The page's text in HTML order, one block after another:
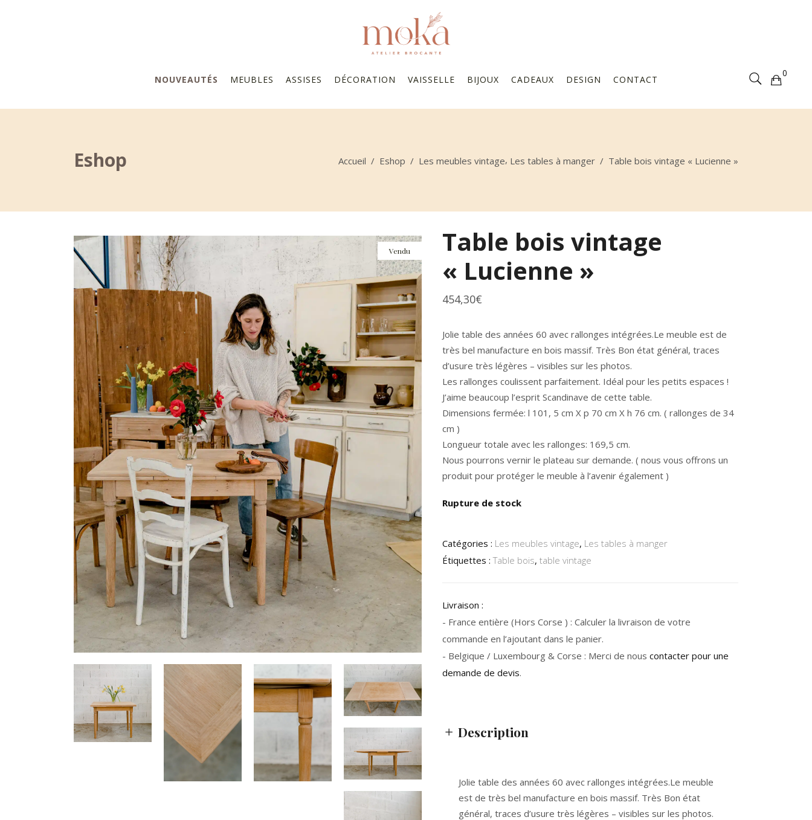
NOUVEAUTÉS MEUBLES ASSISES DÉCORATION VAISSELLE BIJOUX CADEAUX DESIGN CONTACT
0
Votre sélection est vide
Eshop Accueil / Eshop / Les meubles vintage, Les tables à manger / Table bois vintage « Lucienne »
Vendu
Table bois vintage
« Lucienne »
454,30€
Jolie table des années 60 avec rallonges intégrées.Le meuble est de
très bel manufacture en bois massif. Très Bon état général, traces
d’usure très légères – visibles sur les photos.
Les rallonges coulissent parfaitement. Idéal pour les petits espaces !
J’aime beaucoup l’esprit Scandinave de cette table.
Dimensions fermée: l 101, 5 cm X p 70 cm X h 76 cm. ( rallonges de 34
cm )
Longueur totale avec les rallonges: 169,5 cm.
Nous pourrons vernir le plateau sur demande. ( nous vous offrons un
produit pour protéger le meuble à l’avenir également )
Rupture de stock
Catégories : Les meubles vintage, Les tables à manger
Étiquettes :Table bois, table vintage
Livraison :
- France entière (Hors Corse ) : Calculer la livraison de votre
commande en l’ajoutant dans le panier.
- Belgique / Luxembourg & Corse : Merci de nous contacter pour une
demande de devis.
Description
Jolie table des années 60 avec rallonges intégrées.Le meuble
est de très bel manufacture en bois massif. Très Bon état
général, traces d’usure très légères – visibles sur les photos.